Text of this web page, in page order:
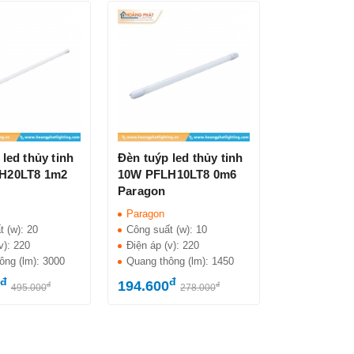
thủy tinh
1m2
(w): 20
220
(lm): 3000
đ 495.000đ
Đèn tuýp led thủy tinh
10W PFLH10LT8 0m6
Paragon
Paragon
Công suất (w): 10
Điện áp (v): 220
Quang thông (lm): 1450
194.600đ 278.000đ